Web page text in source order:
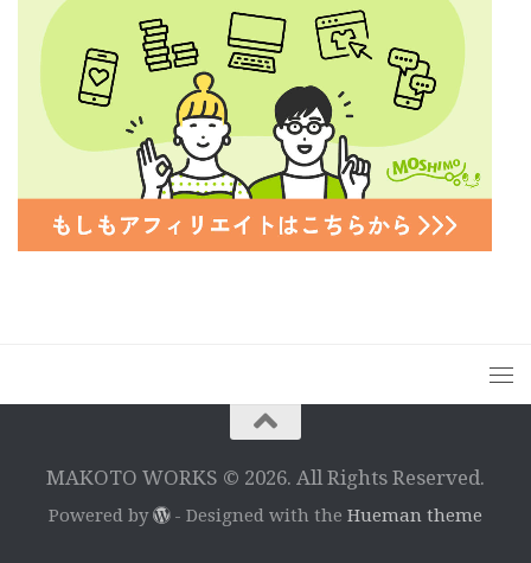
MAKOTO WORKS © 2026. All Rights Reserved.
Powered by - Designed with theHueman theme